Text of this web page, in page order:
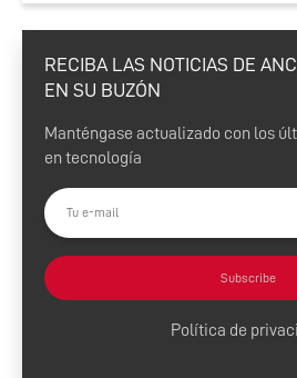
RECIBA LAS NOTICIAS DE
EN SU BUZÓN
Manténgase actualizado con los
en tecnología
Subscribe
Política de